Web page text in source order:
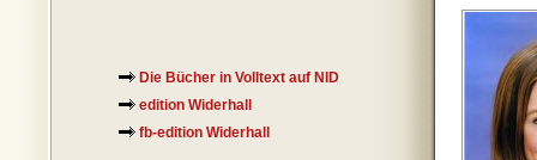
Die Bücher in Volltext auf NID
edition Widerhall
fb-edition Widerhall